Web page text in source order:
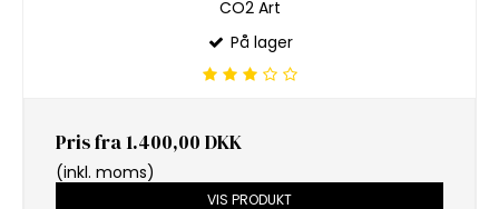
CO2 Art
På lager
Pris fra 1.400,00 DKK
(inkl. moms)
VIS PRODUKT